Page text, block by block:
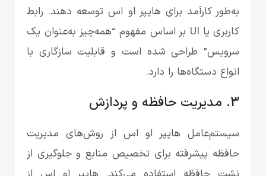
به‌طور کارآمد برای هایپر او اس توسعه دهند. رابط
کاربری یا UI بر اساس مفهوم “همه‌چیز به‌عنوان یک
سرویس” طراحی شده است و قابلیت سازگاری با
انواع دستگاه‌ها را دارد.
3. مدیریت حافظه و پردازش
سیستم‌عامل هایپر او اس از روش‌های مدیریت
حافظه پیشرفته برای تخصیص منابع و جلوگیری از